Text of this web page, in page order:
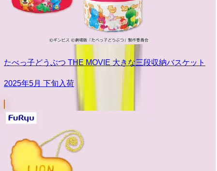
たべっ子どうぶつ THE MOVIE 大きな三段収納バスケット
2025年5月 下旬入荷